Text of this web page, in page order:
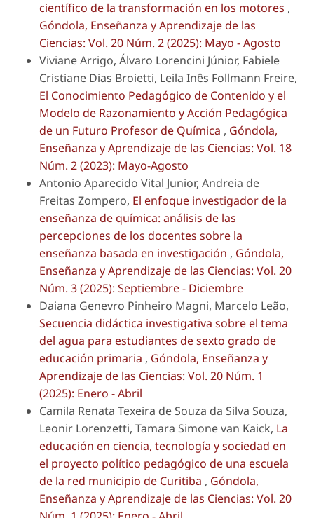
científico de la transformación en los motores ,
Góndola, Enseñanza y Aprendizaje de las
Ciencias: Vol. 20 Núm. 2 (2025): Mayo - Agosto
Viviane Arrigo, Álvaro Lorencini Júnior, Fabiele
Cristiane Dias Broietti, Leila Inês Follmann Freire,
El Conocimiento Pedagógico de Contenido y el
Modelo de Razonamiento y Acción Pedagógica
de un Futuro Profesor de Química , Góndola,
Enseñanza y Aprendizaje de las Ciencias: Vol. 18
Núm. 2 (2023): Mayo-Agosto
Antonio Aparecido Vital Junior, Andreia de
Freitas Zompero, El enfoque investigador de la
enseñanza de química: análisis de las
percepciones de los docentes sobre la
enseñanza basada en investigación , Góndola,
Enseñanza y Aprendizaje de las Ciencias: Vol. 20
Núm. 3 (2025): Septiembre - Diciembre
Daiana Genevro Pinheiro Magni, Marcelo Leão,
Secuencia didáctica investigativa sobre el tema
del agua para estudiantes de sexto grado de
educación primaria , Góndola, Enseñanza y
Aprendizaje de las Ciencias: Vol. 20 Núm. 1
(2025): Enero - Abril
Camila Renata Texeira de Souza da Silva Souza,
Leonir Lorenzetti, Tamara Simone van Kaick, La
educación en ciencia, tecnología y sociedad en
el proyecto político pedagógico de una escuela
de la red municipio de Curitiba , Góndola,
Enseñanza y Aprendizaje de las Ciencias: Vol. 20